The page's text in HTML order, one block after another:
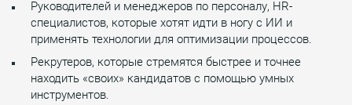
Руководителей и менеджеров по персоналу, HR-
специалистов, которые хотят идти в ногу с ИИ и
применять технологии для оптимизации процессов.
Рекрутеров, которые стремятся быстрее и точнее
находить «своих» кандидатов с помощью умных
инструментов.